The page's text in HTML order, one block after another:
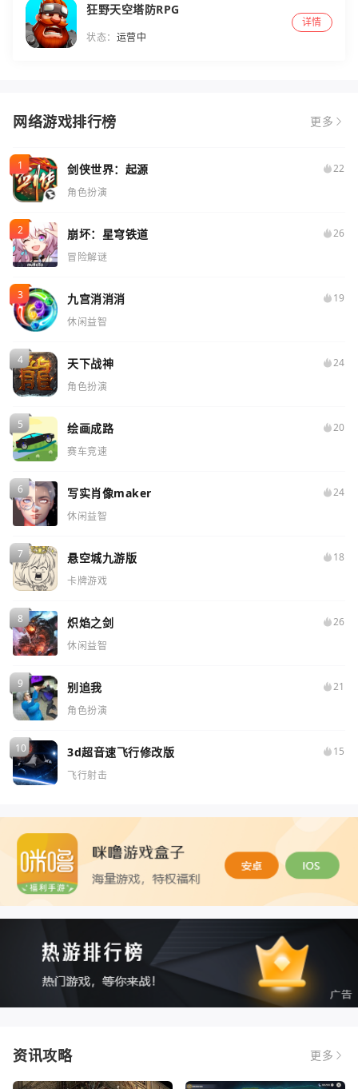
狂野天空塔防RPG
状态： 运营中
详情
网络游戏排行榜 更多
剑侠世界：起源
22
角色扮演
崩坏：星穹铁道
26
冒险解谜
九宫消消消
19
休闲益智
天下战神
24
角色扮演
绘画成路
20
赛车竞速
写实肖像maker
24
休闲益智
悬空城九游版
18
卡牌游戏
炽焰之剑
26
休闲益智
别追我
21
角色扮演
3d超音速飞行修改版
15
飞行射击
资讯攻略 更多